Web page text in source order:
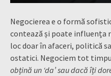
Negocierea e o formă
contează și poate influența
loc doar în afaceri, politică
ostatici. Negociem tot
obțină un ‘da’ sau dacă îți